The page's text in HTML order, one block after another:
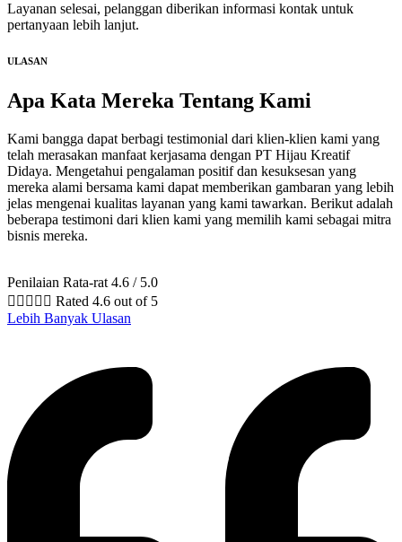
Layanan selesai, pelanggan diberikan informasi kontak untuk
pertanyaan lebih lanjut.
ULASAN
Apa Kata Mereka Tentang Kami
Kami bangga dapat berbagi testimonial dari klien-klien kami yang
telah merasakan manfaat kerjasama dengan PT Hijau Kreatif
Didaya. Mengetahui pengalaman positif dan kesuksesan yang
mereka alami bersama kami dapat memberikan gambaran yang lebih
jelas mengenai kualitas layanan yang kami tawarkan. Berikut adalah
beberapa testimoni dari klien kami yang memilih kami sebagai mitra
bisnis mereka.
Penilaian Rata-rat 4.6 / 5.0
     Rated 4.6 out of 5
Lebih Banyak Ulasan